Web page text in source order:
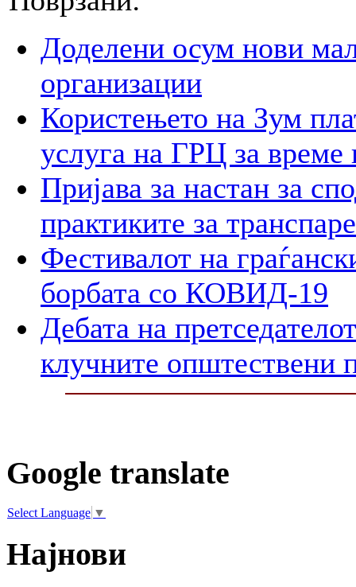
Доделени осум нови
организации
Користењето на Зум
услуга на ГРЦ за време
Пријава за настан за
практиките за
Фестивалот на
борбата со КОВИД-19
Дебата на
клучните општествени
Google translate
Select Language ▼
Најнови